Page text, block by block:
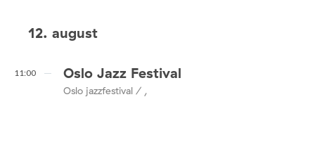
12. august
11:00 Oslo Jazz Festival
Oslo jazzfestival / ,